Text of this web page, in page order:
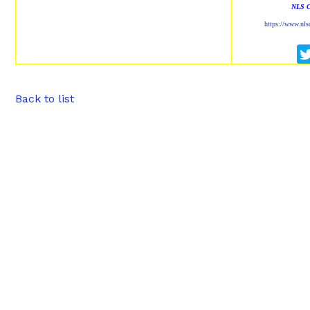
NLS
https://
Back to list